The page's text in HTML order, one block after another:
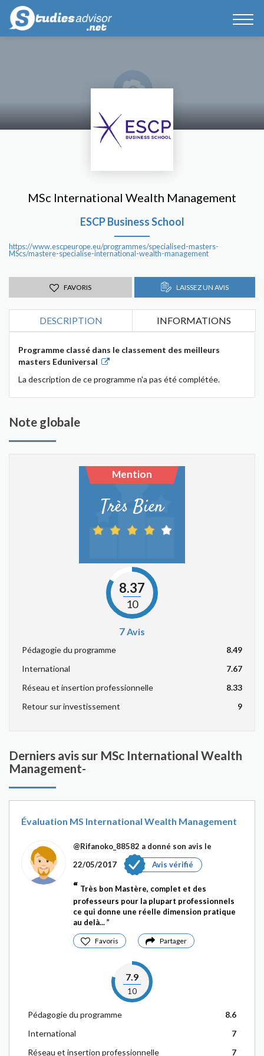
MSc International Wealth Management
ESCP Business School
https://www.escpeurope.eu/programmes/specialised-masters-
MScs/mastere-specialise-international-wealth-management
FAVORIS LAISSEZ UN AVIS
DESCRIPTION INFORMATIONS
Programme classé dans le classement des meilleurs
masters Eduniversal
La description de ce programme n'a pas été complétée.
Note globale
Mention
Très Bien
8.37
10
7Avis
Pédagogie du programme
8.49
International
7.67
Réseau et insertion professionnelle
8.33
Retour sur investissement
9
Derniers avis sur MSc International Wealth
Management-
Évaluation MS International Wealth Management
@Rifanoko_88582 a donné son avis le
22/05/2017
Avis vérifié
Très bon Mastère, complet et des
professeurs pour la plupart professionnels
ce qui donne une réelle dimension pratique
au delà...
Favoris Partager
7.9
10
Pédagogie du programme
8.6
International
7
Réseau et insertion professionnelle
7